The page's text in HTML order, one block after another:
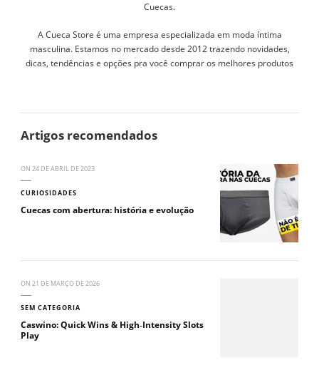
Cuecas.
A Cueca Store é uma empresa especializada em moda íntima
masculina. Estamos no mercado desde 2012 trazendo novidades,
dicas, tendências e opções pra você comprar os melhores produtos
Artigos recomendados
ON 24 DE ABRIL DE 2023
CURIOSIDADES
Cuecas com abertura: história e evolução
ON 21 DE MARÇO DE 2026
SEM CATEGORIA
Caswino: Quick Wins & High‑Intensity Slots
Play